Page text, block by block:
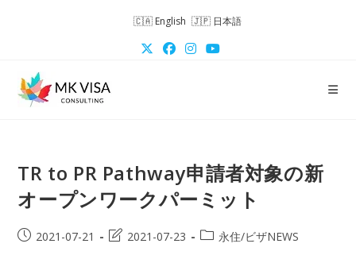
English 日本語
TR to PR Pathway申請者対象の新
オープンワークパーミット
投 2021-07-21
投 2021-07-23
投 永住/ビザNEWS